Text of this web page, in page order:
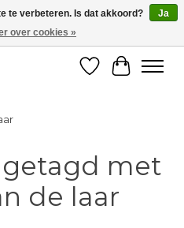
Nijmegen!
Verlanglijst
met
de laar
te verbeteren. Is dat akkoord?
Ja
over cookies »